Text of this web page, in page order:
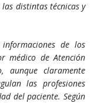
distintas técnicas y
de los
médico de Atención
aunque claramente
las profesiones
del paciente. Según